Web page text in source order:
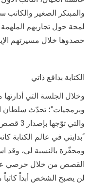
والمبتكر الصغير والكاتب
لمحة حول تجاربهم الملهمة
حصدوها خلال مسيرتهم
الكتابة بدافع ذاتي
وخلال الجلسة التي
وبرمجيات”؛ تحدّث سلطان
والتي
“بدايتي في عالم الكتابة
ومحفّزة بالنسبة لي،
القصص من خلال حرصي على
لن يصبح الشخص أبداً كاتباً